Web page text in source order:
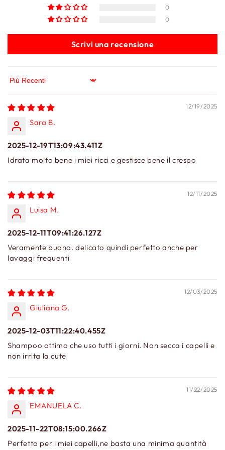
0
0
Scrivi una recensione
Sort by
12/19/2025
Sara B.
2025-12-19T13:09:43.411Z
Idrata molto bene i miei ricci e gestisce bene il crespo
12/11/2025
Luisa M.
2025-12-11T09:41:26.127Z
Veramente buono. delicato quindi perfetto anche per
lavaggi frequenti
12/03/2025
Giuliana G.
2025-12-03T11:22:40.455Z
Shampoo ottimo che uso tutti i giorni. Non secca i capelli e
non irrita la cute
11/22/2025
EMANUELA C.
2025-11-22T08:15:00.266Z
Perfetto per i miei capelli,ne basta una minima quantità